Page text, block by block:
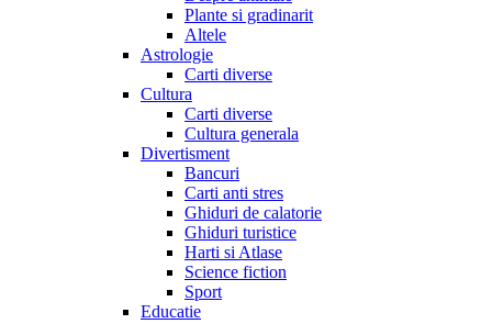
Plante si gradinarit
Altele
Astrologie
Carti diverse
Cultura
Carti diverse
Cultura generala
Divertisment
Bancuri
Carti anti stres
Ghiduri de calatorie
Ghiduri turistice
Harti si Atlase
Science fiction
Sport
Educatie